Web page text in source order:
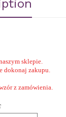
sklepie.
dokonaj zakupu.
z zamówienia.